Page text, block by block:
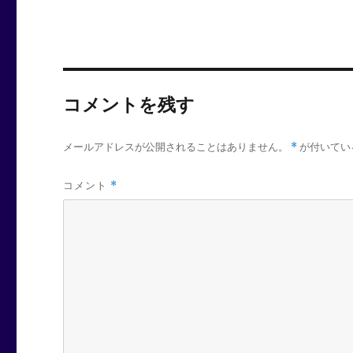
コメントを残す
メールアドレスが公開されることはありません。 * が付いて
コメント *